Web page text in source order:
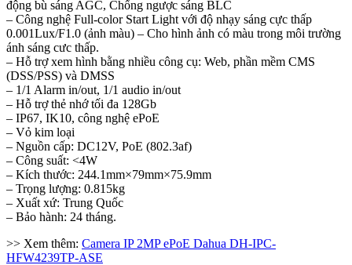
động bù sáng AGC, Chống ngược sáng BLC
– Công nghệ Full-color Start Light với độ nhạy sáng cực thấp
0.001Lux/F1.0 (ảnh màu) – Cho hình ảnh có màu trong môi trường
ánh sáng cưc thấp.
– Hỗ trợ xem hình bằng nhiều công cụ: Web, phần mềm CMS
(DSS/PSS) và DMSS
– 1/1 Alarm in/out, 1/1 audio in/out
– Hỗ trợ thẻ nhớ tối đa 128Gb
– IP67, IK10, công nghệ ePoE
– Vỏ kim loại
– Nguồn cấp: DC12V, PoE (802.3af)
– Công suất: <4W
– Kích thước: 244.1mm×79mm×75.9mm
– Trọng lượng: 0.815kg
– Xuất xứ: Trung Quốc
– Bảo hành: 24 tháng.
>> Xem thêm: Camera IP 2MP ePoE Dahua DH-IPC-
HFW4239TP-ASE